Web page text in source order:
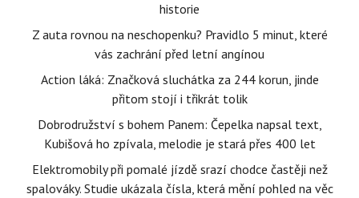
historie
Z auta rovnou na neschopenku? Pravidlo 5 minut, které
vás zachrání před letní angínou
Action láká: Značková sluchátka za 244 korun, jinde
přitom stojí i třikrát tolik
Dobrodružství s bohem Panem: Čepelka napsal text,
Kubišová ho zpívala, melodie je stará přes 400 let
Elektromobily při pomalé jízdě srazí chodce častěji než
spalováky. Studie ukázala čísla, která mění pohled na věc